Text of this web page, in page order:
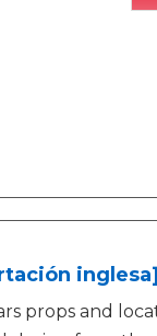
inglesa]
props and